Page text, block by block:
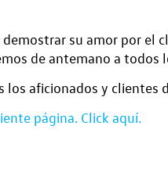
su amor por el
de antemano a
los aficionados y clientes
página. Click aquí.